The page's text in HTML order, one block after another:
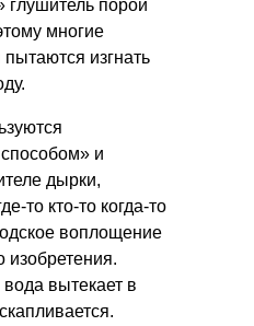
порой
многие
пытаются изгнать
и
дырки,
то кто-то когда-то
воплощение
изобретения.
вытекает в